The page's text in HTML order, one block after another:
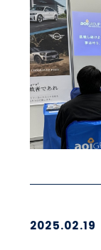
2025.02.19